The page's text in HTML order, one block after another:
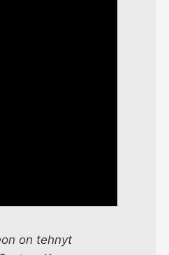
on tehnyt